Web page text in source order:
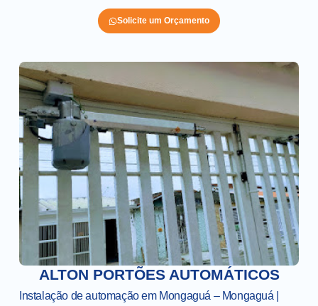
Solicite um Orçamento
ALTON PORTÕES AUTOMÁTICOS
Instalação de automação em Mongaguá – Mongaguá |